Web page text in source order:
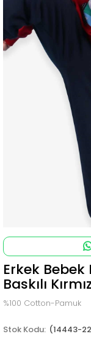
Erkek Bebek
Baskılı
%100 Cotton-Pamuk
(14443-